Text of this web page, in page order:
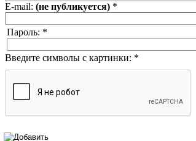
E-mail: (не публикуется) *
Пароль: *
Введите символы с картинки: *